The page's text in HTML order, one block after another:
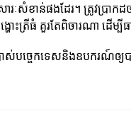
សំខាន់ផងដែរ។ ត្រូវប្រាក
ះត្រីធំ គួរតែពិចារណា ដើម្បី
ាស់បច្ចេកទេសនិងឧបករណ៍ឲ្